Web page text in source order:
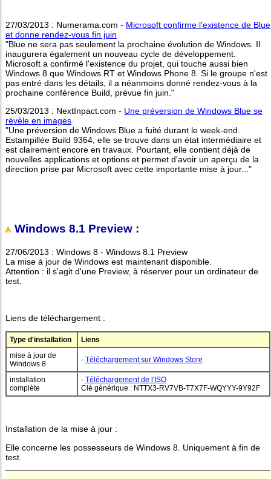
27/03/2013 : Numerama.com - Microsoft confirme l'existence de Blue
et donne rendez-vous fin juin
"Blue ne sera pas seulement la prochaine évolution de Windows. Il
inaugurera également un nouveau cycle de développement.
Microsoft a confirmé l'existence du projet, qui touche aussi bien
Windows 8 que Windows RT et Windows Phone 8. Si le groupe n'est
pas entré dans les détails, il a néanmoins donné rendez-vous à la
prochaine conférence Build, prévue fin juin."
25/03/2013 : NextInpact.com - Une préversion de Windows Blue se
révèle en images
"Une préversion de Windows Blue a fuité durant le week-end.
Estampillée Build 9364, elle se trouve dans un état intermédiaire et
est clairement encore en travaux. Pourtant, elle contient déjà de
nouvelles applications et options et permet d'avoir un aperçu de la
direction prise par Microsoft avec cette importante mise à jour..."
Windows 8.1 Preview :
27/06/2013 : Windows 8 - Windows 8.1 Preview
La mise à jour de Windows est maintenant disponible.
Attention : il s'agit d'une Preview, à réserver pour un ordinateur de
test.
Liens de téléchargement :
Type d'installation
Liens
mise à jour de
Windows 8
- Téléchargement sur Windows Store
installation
complète
- Téléchargement de l'ISO
Clé générique : NTTX3-RV7VB-T7X7F-WQYYY-9Y92F
Installation de la mise à jour :
Elle concerne les possesseurs de Windows 8. Uniquement à fin de
test.